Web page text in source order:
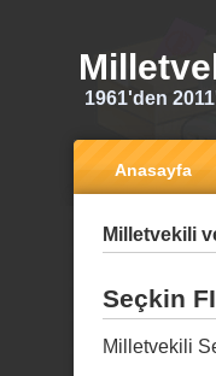
1961'den
Anasayfa
Milletvekili
Seçkin
Milletvekili